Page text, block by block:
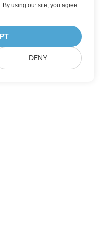
using our site, you agree
DENY